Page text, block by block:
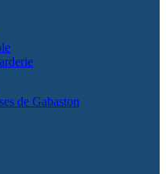
de Gabaston